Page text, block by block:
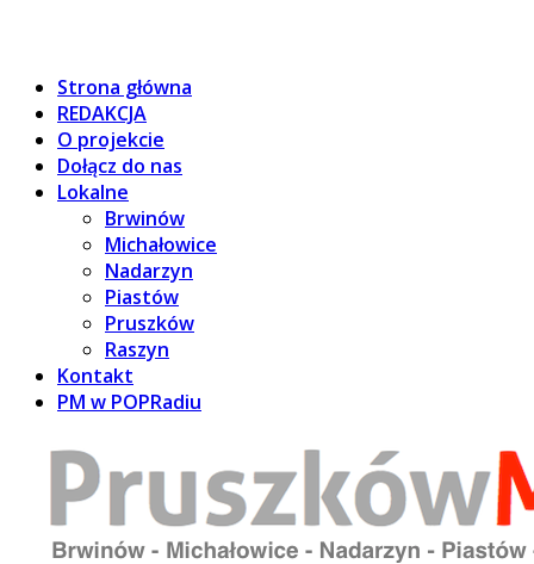
Strona główna
REDAKCJA
O projekcie
Dołącz do nas
Lokalne
Brwinów
Michałowice
Nadarzyn
Piastów
Pruszków
Raszyn
Kontakt
PM w POPRadiu